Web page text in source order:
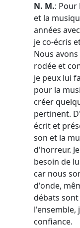
N. M.: Pour
et la
années
je co-écris
Nous
rodée et
je peux lui
pour la
créer
pertinent.
écrit et
son et la
d'horreur.
besoin de
car nous
d'onde,
débats
l'ensemble,
confiance.